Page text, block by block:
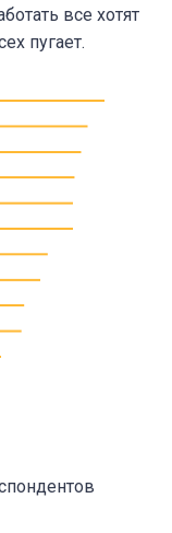
все хотят
пугает.